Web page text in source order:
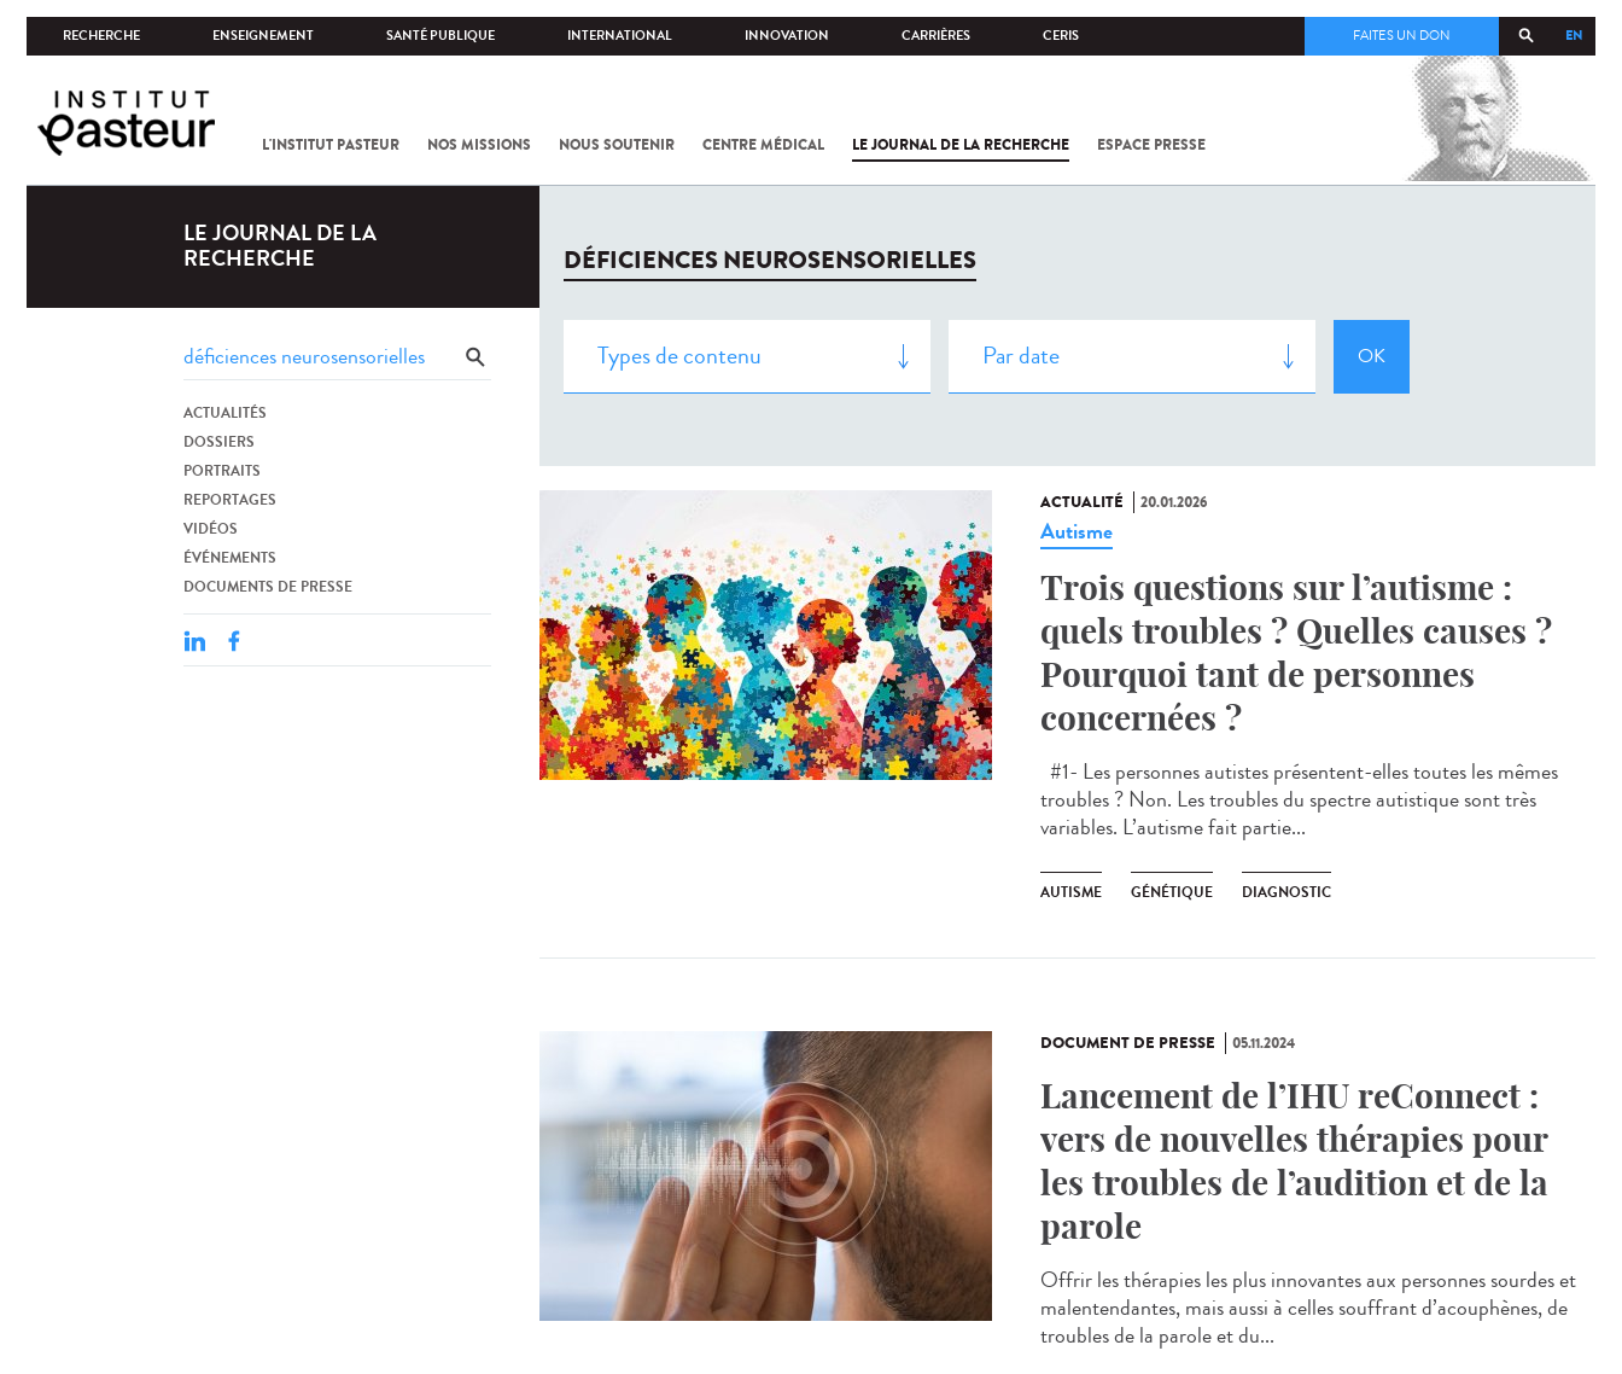
RECHERCHE ENSEIGNEMENT SANTÉ PUBLIQUE INTERNATIONAL INNOVATION CARRIÈRES CERIS EN
FAITES UN DON
L'INSTITUT PASTEUR NOS MISSIONS NOUS SOUTENIR CENTRE MÉDICAL LE JOURNAL DE LA RECHERCHE ESPACE PRESSE
COV-2 /
LE JOURNAL DE LA
RECHERCHE
ACTUALITÉS
DOSSIERS
PORTRAITS
REPORTAGES
VIDÉOS
ÉVÉNEMENTS
DOCUMENTS DE PRESSE
DÉFICIENCES NEUROSENSORIELLES
ACTUALITÉ 20.01.2026
Autisme
Trois questions sur l’autisme :
quels troubles ? Quelles causes ?
Pourquoi tant de personnes
concernées ?
#1- Les personnes autistes présentent-elles toutes les mêmes
troubles ? Non. Les troubles du spectre autistique sont très
variables. L’autisme fait partie...
AUTISME GÉNÉTIQUE DIAGNOSTIC
DOCUMENT DE PRESSE 05.11.2024
Lancement de l’IHU reConnect :
vers de nouvelles thérapies pour
les troubles de l’audition et de la
parole
Offrir les thérapies les plus innovantes aux personnes sourdes et
malentendantes, mais aussi à celles souffrant d’acouphènes, de
troubles de la parole et du...